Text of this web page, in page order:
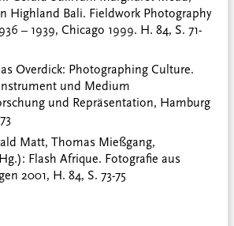
Highland Bali. Fieldwork Photography
– 1939, Chicago 1999. H. 84, S. 71-
Overdick: Photographing Culture.
und Medium
und Repräsentation, Hamburg
Matt, Thomas Mießgang,
Flash Afrique. Fotografie aus
2001, H. 84, S. 73-75